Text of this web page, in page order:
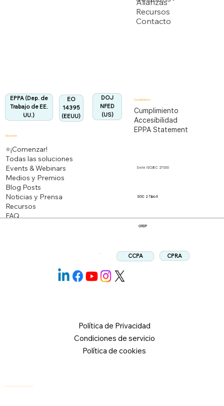
EO
14395
(EEUU)
EPPA (Dep. de
Trabajo de EE.
UU.)
DOJ
NFED
(US)
Alianzas
Recursos
Contacto
Descubrir
⭐¡Comenzar!
Todas las soluciones
Events & Webinars
Medios y Premios
Blog Posts
Noticias y Prensa
Recursos
FAQ
Cumplimiento
Cumplimiento
Accesibilidad
EPPA Statement
Serie ISO/IEC 27000
Política de Privacidad
Condiciones de servicio
Política de cookies
SOC 2 Tipo II
GRDP
CCPA CPRA